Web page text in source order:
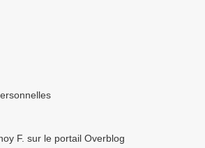
F. sur le portail Overblog